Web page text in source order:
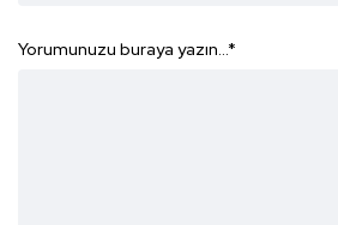
Yorumunuzu buraya yazın...*